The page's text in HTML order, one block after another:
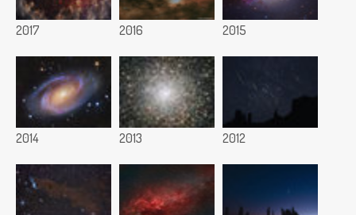
2017 2016 2015
2014 2013 2012